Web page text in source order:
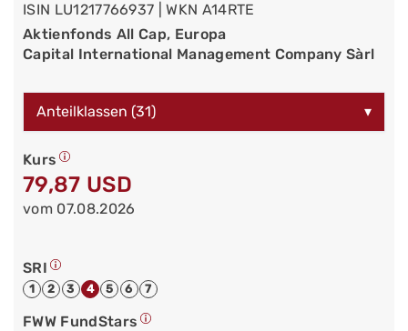
ISIN LU1217766937 | WKN A14RTE
Aktienfonds All Cap, Europa
Capital International Management Company Sàrl
Anteilklassen (31) ▾
Kurs
79,87 USD
vom 07.08.2026
SRI
1 2 3 4 5 6 7
FWW FundStars